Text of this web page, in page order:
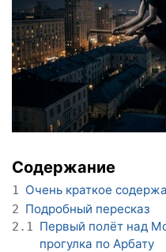
Содержание
1 Очень краткое
2 Подробный пересказ
2.1 Первый полёт над
прогулка по Арбату